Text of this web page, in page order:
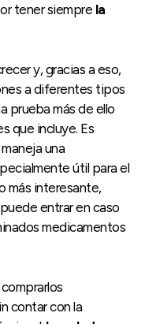
tener siempre la
y, gracias a eso,
a diferentes tipos
prueba más de ello
que incluye. Es
una
útil para el
más interesante,
entrar en caso
medicamentos
contar con la